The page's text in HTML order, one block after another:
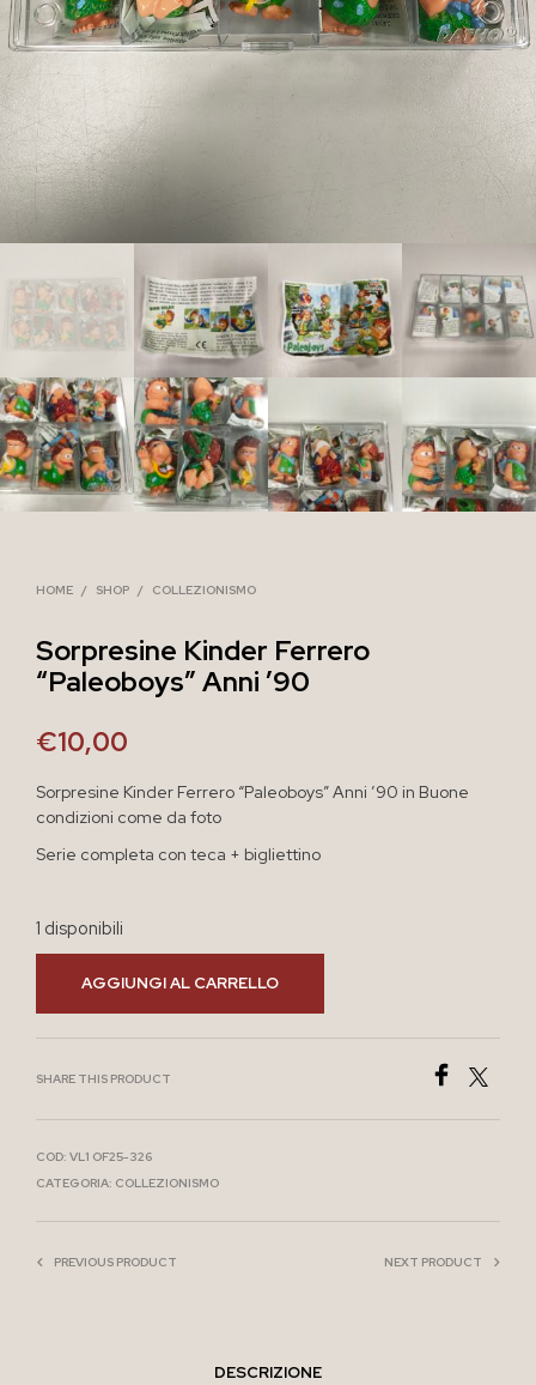
HOME / SHOP / COLLEZIONISMO
Sorpresine Kinder Ferrero
“Paleoboys” Anni ’90
€10,00
Sorpresine Kinder Ferrero “Paleoboys” Anni ’90 in Buone
condizioni come da foto
Serie completa con teca + bigliettino
1 disponibili
AGGIUNGI AL CARRELLO
SHARE THIS PRODUCT
COD: VL1 OF25-326
CATEGORIA: COLLEZIONISMO
PREVIOUS PRODUCT NEXT PRODUCT
DESCRIZIONE